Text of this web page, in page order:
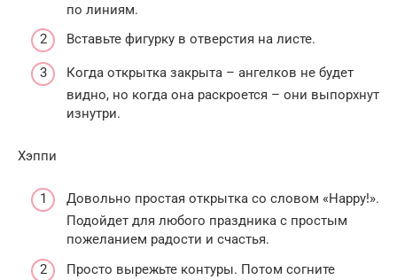
по линиям.
Вставьте фигурку в отверстия на листе.
Когда открытка закрыта – ангелков не будет
видно, но когда она раскроется – они выпорхнут
изнутри.
Хэппи
Довольно простая открытка со словом «Happy!».
Подойдет для любого праздника с простым
пожеланием радости и счастья.
Просто вырежьте контуры. Потом согните